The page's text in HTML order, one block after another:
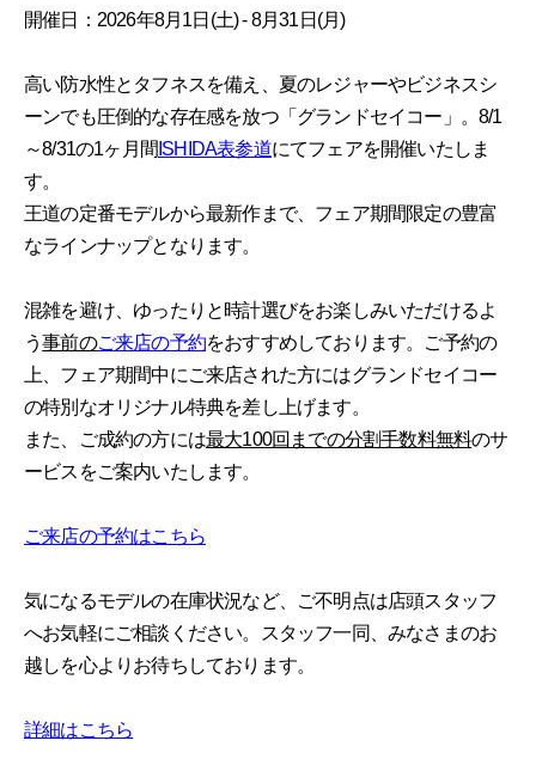
開催日：2026年8月1日(土) - 8月31日(月)
高い防水性とタフネスを備え、夏のレジャーやビジネスシ
ーンでも圧倒的な存在感を放つ「グランドセイコー」。8/1
～8/31の1ヶ月間 ISHIDA表参道にてフェアを開催いたしま
す。
王道の定番モデルから最新作まで、フェア期間限定の豊富
なラインナップとなります。
混雑を避け、ゆったりと時計選びをお楽しみいただけるよ
う事前のご来店の予約をおすすめしております。ご予約の
上、フェア期間中にご来店された方にはグランドセイコー
の特別なオリジナル特典を差し上げます。
また、ご成約の方には最大100回までの分割手数料無料のサ
ービスをご案内いたします。
ご来店の予約はこちら
気になるモデルの在庫状況など、ご不明点は店頭スタッフ
へお気軽にご相談ください。スタッフ一同、みなさまのお
越しを心よりお待ちしております。
詳細はこちら